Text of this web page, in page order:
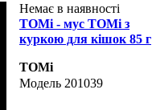
Немає в наявності
TOMi - мус TOMi з
куркою для кішок 85 г
TOMi
201039